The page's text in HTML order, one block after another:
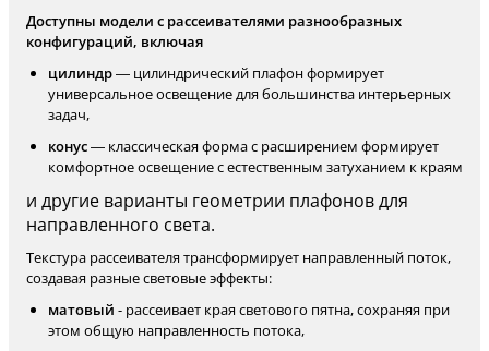
Доступны модели с рассеивателями разнообразных
конфигураций, включая
цилиндр— цилиндрический плафон формирует
универсальное освещение для большинства интерьерных
задач,
конус— классическая форма с расширением формирует
комфортное освещение с естественным затуханием к краям
и другие варианты геометрии плафонов для
направленного света.
Текстура рассеивателя трансформирует направленный поток,
создавая разные световые эффекты:
матовый - рассеивает края светового пятна, сохраняя при
этом общую направленность потока,